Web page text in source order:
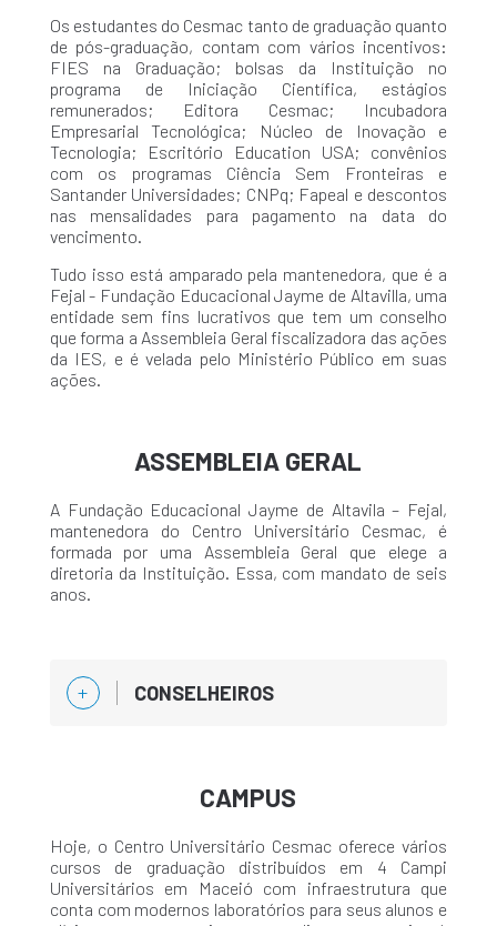
Os estudantes do Cesmac tanto de graduação quanto
de pós-graduação, contam com vários incentivos:
FIES na Graduação; bolsas da Instituição no
programa de Iniciação Científica, estágios
remunerados; Editora Cesmac; Incubadora
Empresarial Tecnológica; Núcleo de Inovação e
Tecnologia; Escritório Education USA; convênios
com os programas Ciência Sem Fronteiras e
Santander Universidades; CNPq; Fapeal e descontos
nas mensalidades para pagamento na data do
vencimento.
Tudo isso está amparado pela mantenedora, que é a
Fejal - Fundação Educacional Jayme de Altavilla, uma
entidade sem fins lucrativos que tem um conselho
que forma a Assembleia Geral fiscalizadora das ações
da IES, e é velada pelo Ministério Público em suas
ações.
ASSEMBLEIA GERAL
A Fundação Educacional Jayme de Altavila – Fejal,
mantenedora do Centro Universitário Cesmac, é
formada por uma Assembleia Geral que elege a
diretoria da Instituição. Essa, com mandato de seis
anos.
CONSELHEIROS
CAMPUS
Hoje, o Centro Universitário Cesmac oferece vários
cursos de graduação distribuídos em 4 Campi
Universitários em Maceió com infraestrutura que
conta com modernos laboratórios para seus alunos e